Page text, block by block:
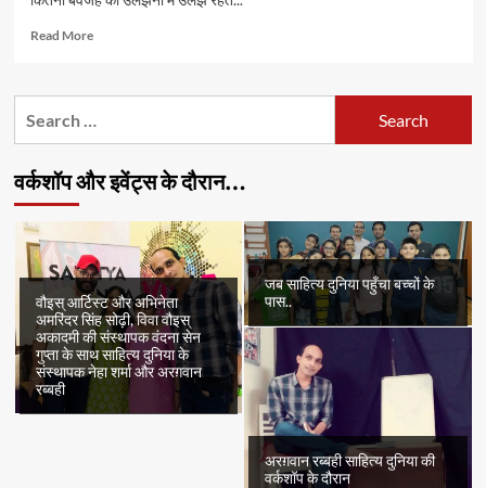
Read MoreRead
राईशा
“The
diary
on
Fifth
Floor”
की
समीक्षा
वर्कशॉप और इवेंट्स के दौरान…
वौइस् आर्टिस्ट और अभिनेता
अमरिंदर सिंह सोढ़ी, विवा वौइस्
अकादमी की संस्थापक वंदना सेन
गुप्ता के साथ साहित्य दुनिया के
संस्थापक नेहा शर्मा और अरग़वान
रब्बही
जब साहित्य दुनिया पहुँचा बच्चों के
पास..
अरग़वान रब्बही साहित्य दुनिया की
वर्कशॉप के दौरान